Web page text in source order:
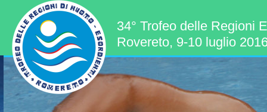
34° Trofeo delle Regioni
Rovereto, 9-10 luglio